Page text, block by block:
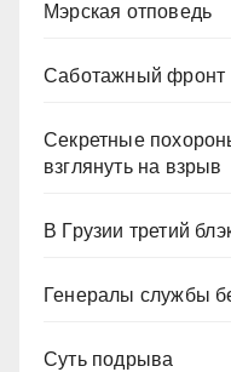
Мэрская отповедь
Саботажный фронт
Секретные
взглянуть на взрыв
В Грузии третий
Генералы службы
Суть подрыва